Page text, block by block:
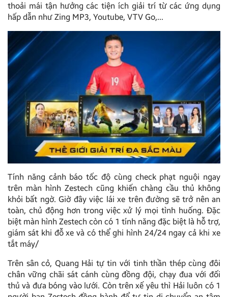
thoải mái tận hưởng các tiện ích giải trí từ các ứng dụng
hấp dẫn như Zing MP3, Youtube, VTV Go,…
Tính năng cảnh báo tốc độ cùng check phạt nguội ngay
trên màn hình Zestech cũng khiến chàng cầu thủ không
khỏi bất ngờ. Giờ đây việc lái xe trên đường sẽ trở nên an
toàn, chủ động hơn trong việc xử lý mọi tình huống. Đặc
biệt màn hình Zestech còn có 1 tính năng đặc biệt là hỗ trợ,
giám sát khi đỗ xe và có thể ghi hình 24/24 ngay cả khi xe
tắt máy/
Trên sân cỏ, Quang Hải tự tin với tinh thần thép cùng đôi
chân vững chãi sát cánh cùng đồng đội, chạy đua với đối
thủ và đưa bóng vào lưới. Còn trên xế yêu thì Hải luôn có 1